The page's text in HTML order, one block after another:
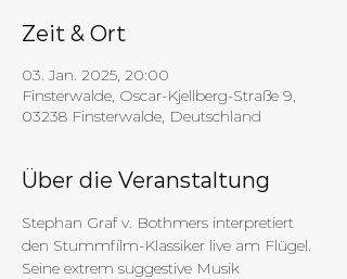
Zeit & Ort
03. Jan. 2025, 20:00
Finsterwalde, Oscar-Kjellberg-Straße 9,
03238 Finsterwalde, Deutschland
Über die Veranstaltung
Stephan Graf v. Bothmers interpretiert
den Stummfilm-Klassiker live am Flügel.
Seine extrem suggestive Musik